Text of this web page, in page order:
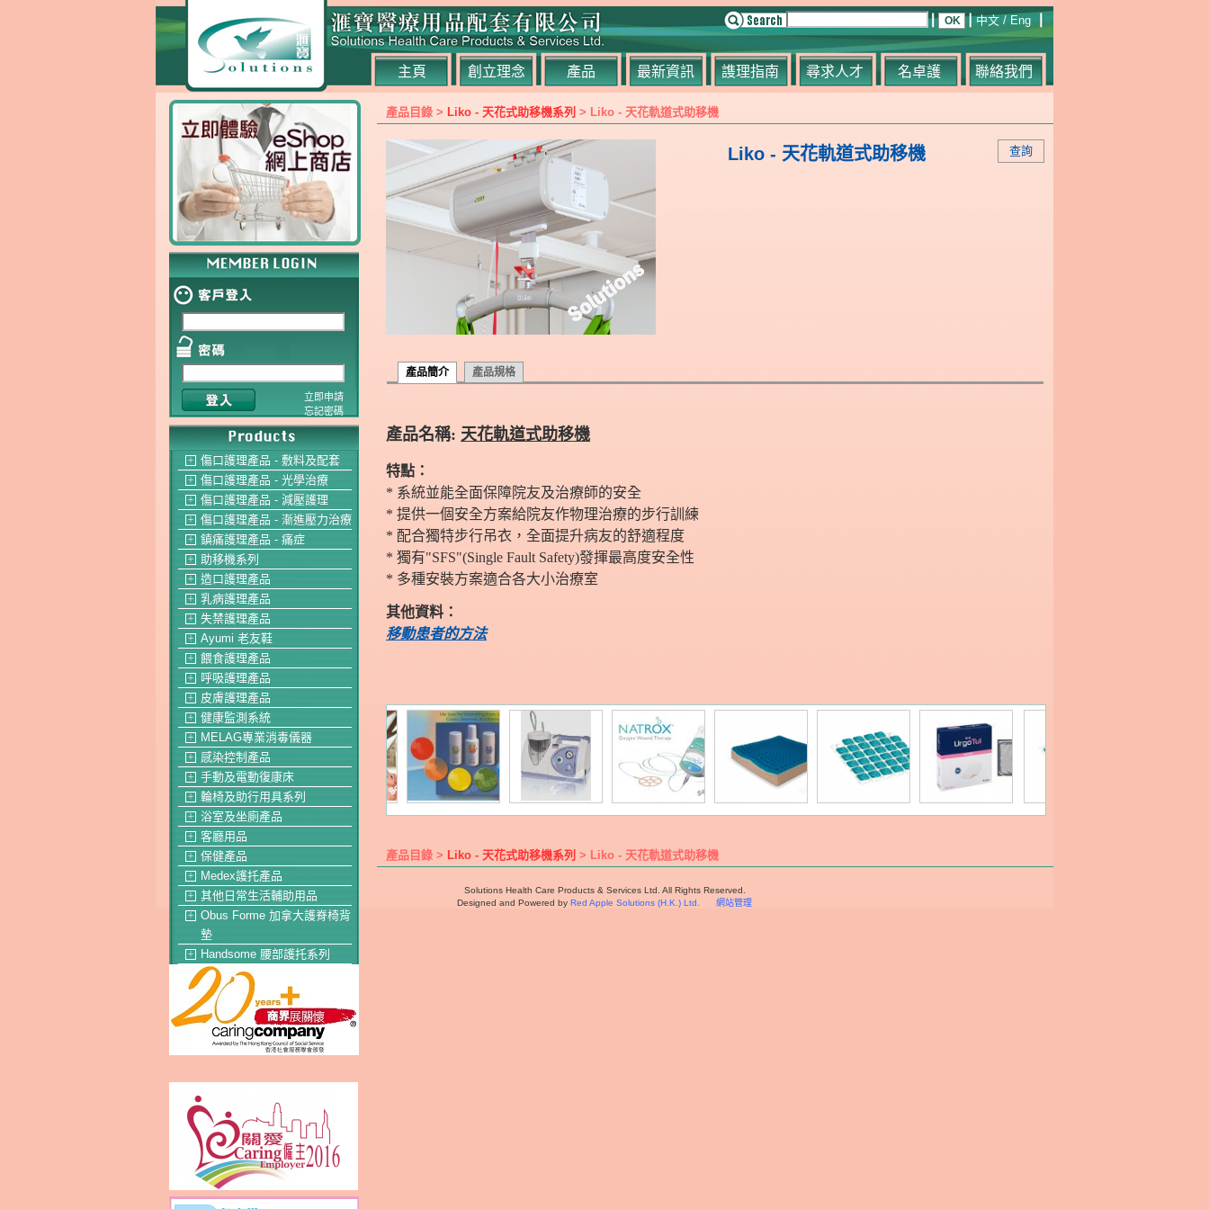
主頁 創立理念 產品 最新資訊 謢理指南 尋求人才 名卓護 聯絡我們
中文 /Eng
立即申請
忘記密碼
＋ 傷口護理產品 - 敷料及配套
＋ 傷口護理產品 - 光學治療
＋ 傷口護理產品 - 減壓護理
＋ 傷口護理產品 - 漸進壓力治療
＋ 鎮痛護理產品 - 痛症
＋ 助移機系列
＋ 造口護理產品
＋ 乳病護理產品
＋ 失禁護理產品
＋ Ayumi 老友鞋
＋ 餵食護理產品
＋ 呼吸護理產品
＋ 皮膚護理產品
＋ 健康監測系統
＋ MELAG專業消毒儀器
＋ 感染控制產品
＋ 手動及電動復康床
＋ 輪椅及助行用具系列
＋ 浴室及坐廁產品
＋ 客廳用品
＋ 保健產品
＋ Medex護托產品
＋ 其他日常生活輔助用品
＋
Obus Forme 加拿大護脊椅背
墊
＋ Handsome 腰部護托系列
產品目錄 > Liko - 天花式助移機系列 > Liko - 天花軌道式助移機
查詢
Liko - 天花軌道式助移機
產品簡介 產品規格
產品名稱: 天花軌道式助移機
特點：
* 系統並能全面保障院友及治療師的安全
* 提供一個安全方案給院友作物理治療的步行訓練
* 配合獨特步行吊衣，全面提升病友的舒適程度
* 獨有"SFS"(Single Fault Safety)發揮最高度安全性
* 多種安裝方案適合各大小治療室
其他資料 ：
移動患者的方法
產品目錄 > Liko - 天花式助移機系列 > Liko - 天花軌道式助移機
Solutions Health Care Products & Services Ltd. All Rights Reserved.
Designed and Powered by Red Apple Solutions (H.K.) Ltd. 網站管理